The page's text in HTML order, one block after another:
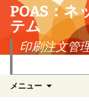
POAS：ネ
テム
印刷注文管
メニュー
テ